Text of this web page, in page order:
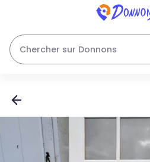
Chercher sur Donnons